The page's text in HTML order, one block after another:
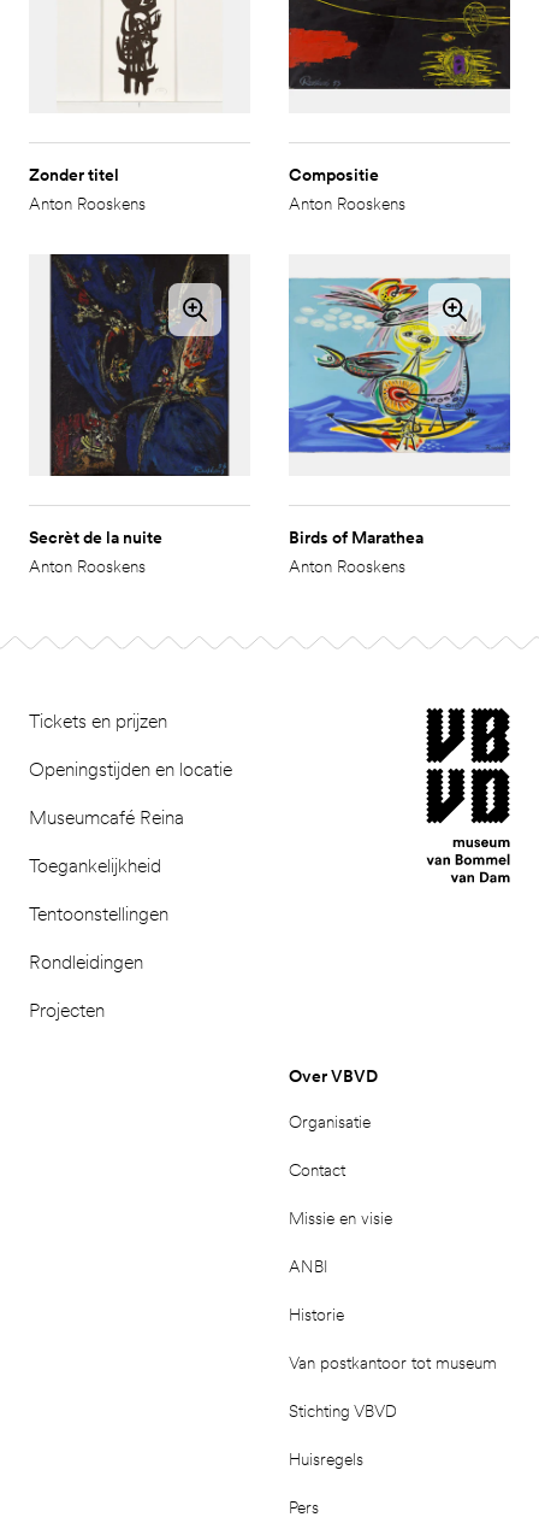
Zonder titel
Anton Rooskens
Compositie
Anton Rooskens
Secrèt de la nuite
Anton Rooskens
Birds of Marathea
Anton Rooskens
Tickets en prijzen
Openingstijden en locatie
Museumcafé Reina
Toegankelijkheid
Tentoonstellingen
Rondleidingen
Projecten
museum van
Over VBVD
Organisatie
Contact
Missie en visie
ANBI
Historie
Van postkantoor tot museum
Stichting VBVD
Huisregels
Pers